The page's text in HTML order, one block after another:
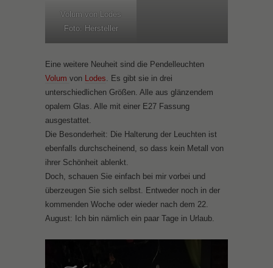
Volum von Lodes
Foto: Hersteller
Eine weitere Neuheit sind die Pendelleuchten
Volum von Lodes. Es gibt sie in drei
unterschiedlichen Größen. Alle aus glänzendem
opalem Glas. Alle mit einer E27 Fassung
ausgestattet.
Die Besonderheit: Die Halterung der Leuchten ist
ebenfalls durchscheinend, so dass kein Metall von
ihrer Schönheit ablenkt.
Doch, schauen Sie einfach bei mir vorbei und
überzeugen Sie sich selbst. Entweder noch in der
kommenden Woche oder wieder nach dem 22.
August: Ich bin nämlich ein paar Tage in Urlaub.